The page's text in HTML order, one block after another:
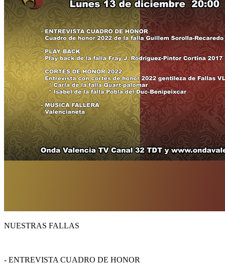
NUESTRAS FALLAS
- ENTREVISTA CUADRO DE HONOR